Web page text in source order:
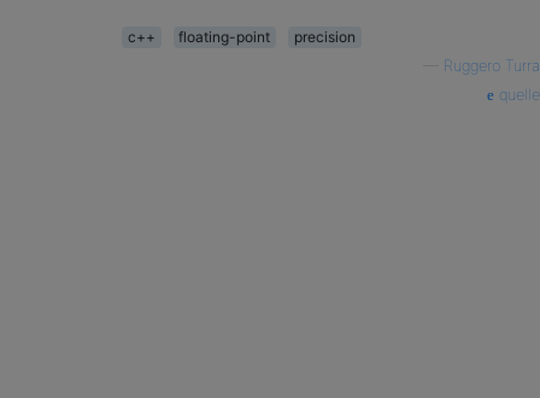
c++ floating-point
precision
Ruggero Turra
quelle